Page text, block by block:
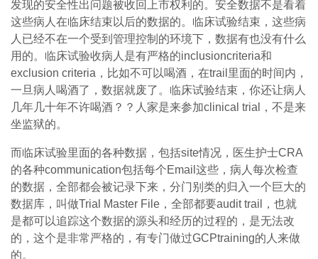
发现的安全性出问题被收回上市权利的。安全数据不是看着
这些病人在临床结束以后的数据的。临床试验结束，这些病
人已经不在一个受到管理控制的环境下，数据有也没有什么
用的。临床试验收病人是有严格的inclusioncriteria和
exclusion criteria，比如不可以喝酒，在trail里面的时间内，
一旦病人喝酒了，数据就废了。临床试验结束，你还让病人
几年几十年不许喝酒？？人家是来参加clinical trial，不是来
坐监狱的。
而临床试验里面的各种数据，包括site情况，医生护士CRA
的各种communication包括每个Email这些，病人每次检查
的数据，全部都会被记录下来，分门别类的归入一个巨大的
数据库，叫做Trial Master File，全部都要audit trail，也就
是都可以追踪这个数据的源头和经历的过程的，是无法改
的，这个是非常严格的，有专门做过GCPtraining的人来做
的。